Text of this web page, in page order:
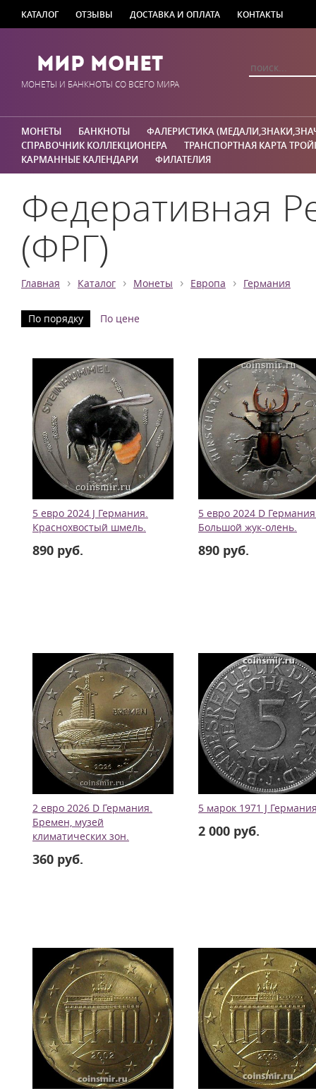
КАТАЛОГ ОТЗЫВЫ ДОСТАВКА И ОПЛАТА КОНТАКТЫ
Мир Монет
МОНЕТЫ И БАНКНОТЫ СО ВСЕГО МИРА
МОНЕТЫ БАНКНОТЫ
ФАЛЕРИСТИКА
СПРАВОЧНИК КОЛЛЕКЦИОНЕРА
ТРАНСПОРТНАЯ КАРТА
КАРМАННЫЕ КАЛЕНДАРИ
ФИЛАТЕЛИЯ
Федеративная
(ФРГ)
Главная › Каталог › Монеты › Европа › Германия
По порядку По цене
5 евро 2024 J Германия.
Краснохвостый шмель.
890 руб.
5 евро 2024 D
Большой жук-олень.
890 руб.
2 евро 2026 D Германия.
Бремен, музей
климатических зон.
360 руб.
5 марок 1971 J
2 000 руб.